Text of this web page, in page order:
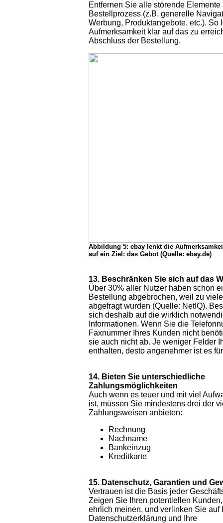
Entfernen Sie alle störende Elemente
Bestellprozess (z.B. generelle
Werbung, Produktangebote, etc.). So
Aufmerksamkeit klar auf das zu
Abschluss der Bestellung.
Abbildung 5: ebay lenkt die
auf ein Ziel: das Gebot (Quelle: ebay.de)
13. Beschränken Sie sich auf das
Über 30% aller Nutzer haben schon
Bestellung abgebrochen, weil zu
abgefragt wurden (Quelle: NetIQ).
sich deshalb auf die wirklich
Informationen. Wenn Sie die
Faxnummer Ihres Kunden nicht
sie auch nicht ab. Je weniger Felder
enthalten, desto angenehmer ist es
14. Bieten Sie unterschiedliche
Zahlungsmöglichkeiten
Auch wenn es teuer und mit viel
ist, müssen Sie mindestens drei der
Zahlungsweisen anbieten:
Rechnung
Nachname
Bankeinzug
Kreditkarte
15. Datenschutz, Garantien und
Vertrauen ist die Basis jeder
Zeigen Sie Ihren potentiellen
ehrlich meinen, und verlinken Sie auf
Datenschutzerklärung und Ihre